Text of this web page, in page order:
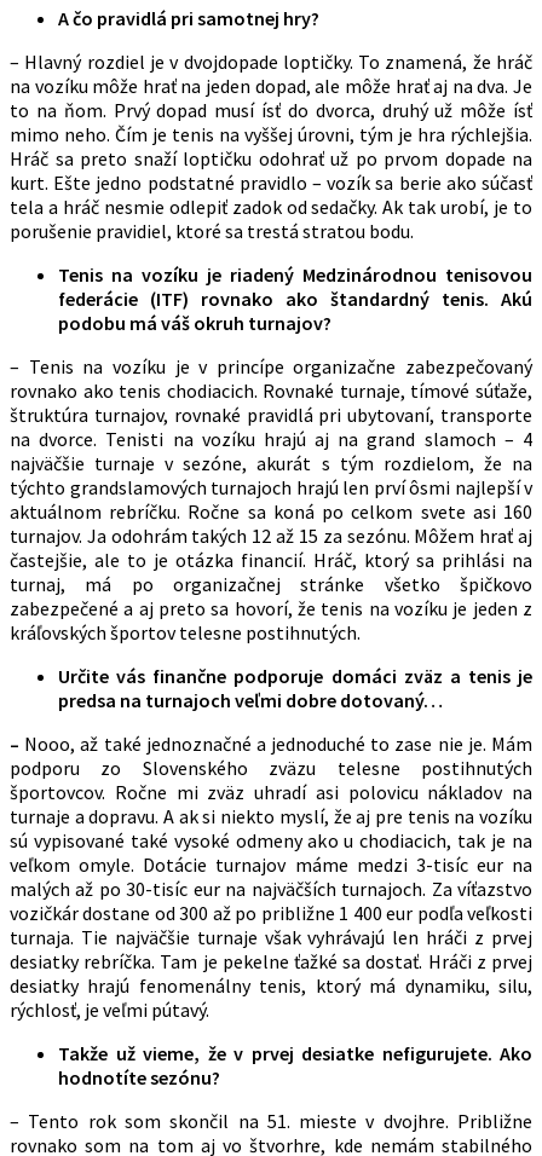
A čo pravidlá pri samotnej hry?
– Hlavný rozdiel je v dvojdopade loptičky. To znamená, že hráč
na vozíku môže hrať na jeden dopad, ale môže hrať aj na dva. Je
to na ňom. Prvý dopad musí ísť do dvorca, druhý už môže ísť
mimo neho. Čím je tenis na vyššej úrovni, tým je hra rýchlejšia.
Hráč sa preto snaží loptičku odohrať už po prvom dopade na
kurt. Ešte jedno podstatné pravidlo – vozík sa berie ako súčasť
tela a hráč nesmie odlepiť zadok od sedačky. Ak tak urobí, je to
porušenie pravidiel, ktoré sa trestá stratou bodu.
Tenis na vozíku je riadený Medzinárodnou tenisovou
federácie (ITF) rovnako ako štandardný tenis. Akú
podobu má váš okruh turnajov?
– Tenis na vozíku je v princípe organizačne zabezpečovaný
rovnako ako tenis chodiacich. Rovnaké turnaje, tímové súťaže,
štruktúra turnajov, rovnaké pravidlá pri ubytovaní, transporte
na dvorce. Tenisti na vozíku hrajú aj na grand slamoch – 4
najväčšie turnaje v sezóne, akurát s tým rozdielom, že na
týchto grandslamových turnajoch hrajú len prví ôsmi najlepší v
aktuálnom rebríčku. Ročne sa koná po celkom svete asi 160
turnajov. Ja odohrám takých 12 až 15 za sezónu. Môžem hrať aj
častejšie, ale to je otázka financií. Hráč, ktorý sa prihlási na
turnaj, má po organizačnej stránke všetko špičkovo
zabezpečené a aj preto sa hovorí, že tenis na vozíku je jeden z
kráľovských športov telesne postihnutých.
Určite vás finančne podporuje domáci zväz a tenis je
predsa na turnajoch veľmi dobre dotovaný…
– Nooo, až také jednoznačné a jednoduché to zase nie je. Mám
podporu zo Slovenského zväzu telesne postihnutých
športovcov. Ročne mi zväz uhradí asi polovicu nákladov na
turnaje a dopravu. A ak si niekto myslí, že aj pre tenis na vozíku
sú vypisované také vysoké odmeny ako u chodiacich, tak je na
veľkom omyle. Dotácie turnajov máme medzi 3-tisíc eur na
malých až po 30-tisíc eur na najväčších turnajoch. Za víťazstvo
vozičkár dostane od 300 až po približne 1 400 eur podľa veľkosti
turnaja. Tie najväčšie turnaje však vyhrávajú len hráči z prvej
desiatky rebríčka. Tam je pekelne ťažké sa dostať. Hráči z prvej
desiatky hrajú fenomenálny tenis, ktorý má dynamiku, silu,
rýchlosť, je veľmi pútavý.
Takže už vieme, že v prvej desiatke nefigurujete. Ako
hodnotíte sezónu?
– Tento rok som skončil na 51. mieste v dvojhre. Približne
rovnako som na tom aj vo štvorhre, kde nemám stabilného